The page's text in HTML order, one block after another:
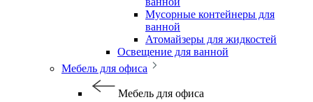
Мусорные контейнеры для
ванной
Атомайзеры для жидкостей
Освещение для ванной
Мебель для офиса
Мебель для офиса